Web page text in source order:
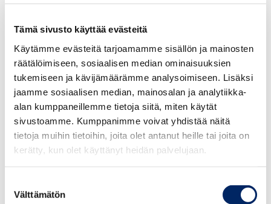
Tämä sivusto käyttää evästeitä
Käytämme evästeitä tarjoamamme sisällön ja mainosten
räätälöimiseen, sosiaalisen median ominaisuuksien
tukemiseen ja kävijämäärämme analysoimiseen. Lisäksi
jaamme sosiaalisen median, mainosalan ja analytiikka-
alan kumppaneillemme tietoja siitä, miten käytät
sivustoamme. Kumppanimme voivat yhdistää näitä
tietoja muihin tietoihin, joita olet antanut heille tai joita on
kerätty, kun olet käyttänyt heidän palvelujaan.
valinta
Välttämätön
RAPUJUHLAT